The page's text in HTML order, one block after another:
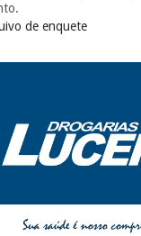
de enquete